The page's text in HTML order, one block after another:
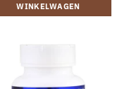
WINKELWAGEN